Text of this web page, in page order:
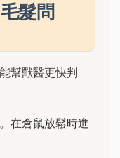
髮問
幫獸醫更快判
在倉鼠放鬆時進